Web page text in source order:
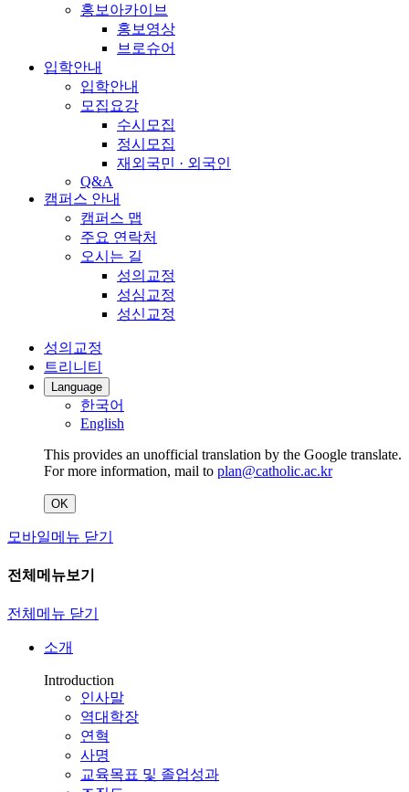
홍보아카이브
홍보영상
브로슈어
입학안내
입학안내
모집요강
수시모집
정시모집
재외국민 · 외국인
Q&A
캠퍼스 안내
캠퍼스 맵
주요 연락처
오시는 길
성의교정
성심교정
성신교정
성의교정
트리니티
Language
한국어
English
This provides an unofficial translation by the Google translate.
For more information, mail to plan@catholic.ac.kr
OK
모바일메뉴 닫기
전체메뉴보기
전체메뉴 닫기
소개
Introduction
인사말
역대학장
연혁
사명
교육목표 및 졸업성과